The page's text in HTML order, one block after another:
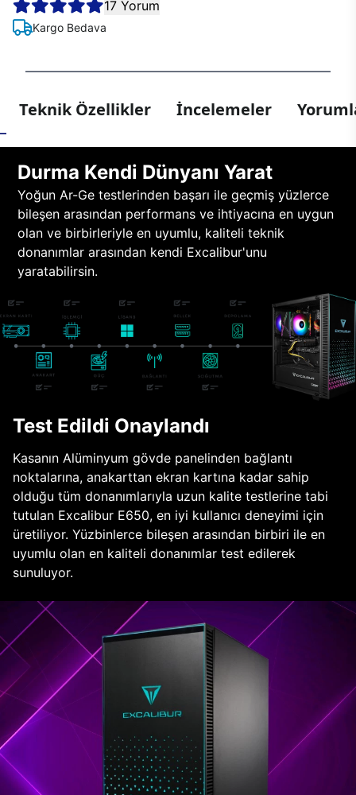
17 Yorum
Kargo Bedava
Teknik Özellikler İncelemeler
Durma Kendi Dünyanı Yarat
Yoğun Ar-Ge testlerinden başarı ile geçmiş yüzlerce
bileşen arasından performans ve ihtiyacına en uygun
olan ve birbirleriyle en uyumlu, kaliteli teknik
donanımlar arasından kendi Excalibur'unu
yaratabilirsin.
Test Edildi Onaylandı
Kasanın Alüminyum gövde panelinden bağlantı
noktalarına, anakarttan ekran kartına kadar sahip
olduğu tüm donanımlarıyla uzun kalite testlerine tabi
tutulan Excalibur E650, en iyi kullanıcı deneyimi için
üretiliyor. Yüzbinlerce bileşen arasından birbiri ile en
uyumlu olan en kaliteli donanımlar test edilerek
sunuluyor.